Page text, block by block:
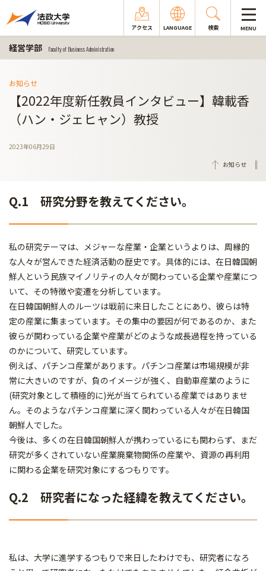
アクセス LANGUAGE 検索 MENU
経営学部 Faculty of Business Administration
お知らせ
【2022年度新任教員インタビュー】韓載香
（ハン・ジェヒャン）教授
2023年06月29日
お知らせ
Q.1 研究分野を教えてください。
私の研究テーマは、メジャーな産業・企業というよりは、周縁的
な人々が営んできた経済活動の歴史です。具体的には、在日韓国朝
鮮人という民族マイノリティの人々が関わっている企業や産業につ
いて、その特徴や変遷を分析しています。
在日韓国朝鮮人のルーツは戦前に来日したことにあり、彼らは特
定の産業に集まっています。その集中の要因が何であるのか、また
彼らが関わっている企業や産業がどのような成長過程を持っている
のかについて、研究しています。
例えば、パチンコ産業があります。パチンコ産業は市場規模が非
常に大きいのですが、負のイメージが強く、自動車産業のように
(研究対象として積極的に)光が当てられている産業ではありませ
ん。そのようなパチンコ産業に深く関わっている人々が在日韓国
朝鮮人でした。
今後は、多くの在日韓国朝鮮人が携わっているにも関わらず、まだ
研究が多くされていない産業廃棄物関係の産業や、資源の再利用
に関わる企業を研究対象にするつもりです。
Q.2 研究者になった経緯を教えてください。
私は、大学に進学するつもりで来日したわけでも、研究者になろ